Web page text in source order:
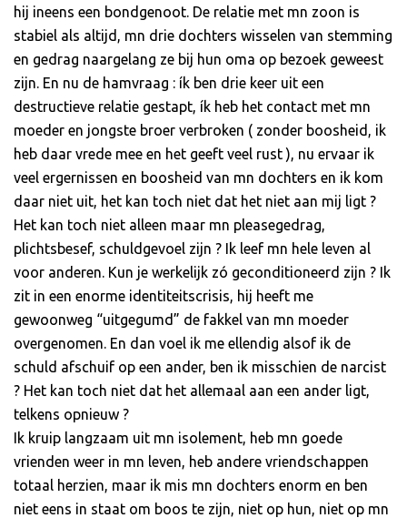
hij ineens een bondgenoot. De relatie met mn zoon is
stabiel als altijd, mn drie dochters wisselen van stemming
en gedrag naargelang ze bij hun oma op bezoek geweest
zijn. En nu de hamvraag : ík ben drie keer uit een
destructieve relatie gestapt, ík heb het contact met mn
moeder en jongste broer verbroken ( zonder boosheid, ik
heb daar vrede mee en het geeft veel rust ), nu ervaar ik
veel ergernissen en boosheid van mn dochters en ik kom
daar niet uit, het kan toch niet dat het niet aan mij ligt ?
Het kan toch niet alleen maar mn pleasegedrag,
plichtsbesef, schuldgevoel zijn ? Ik leef mn hele leven al
voor anderen. Kun je werkelijk zó geconditioneerd zijn ? Ik
zit in een enorme identiteitscrisis, hij heeft me
gewoonweg “uitgegumd” de fakkel van mn moeder
overgenomen. En dan voel ik me ellendig alsof ik de
schuld afschuif op een ander, ben ik misschien de narcist
? Het kan toch niet dat het allemaal aan een ander ligt,
telkens opnieuw ?
Ik kruip langzaam uit mn isolement, heb mn goede
vrienden weer in mn leven, heb andere vriendschappen
totaal herzien, maar ik mis mn dochters enorm en ben
niet eens in staat om boos te zijn, niet op hun, niet op mn